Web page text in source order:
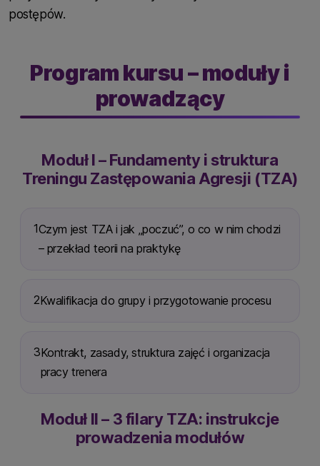
postępów.
Program kursu – moduły i
prowadzący
Moduł I – Fundamenty i struktura
Treningu Zastępowania Agresji (TZA)
1Czym jest TZA i jak „poczuć”, o co w nim chodzi
– przekład teorii na praktykę
2Kwalifikacja do grupy i przygotowanie procesu
3Kontrakt, zasady, struktura zajęć i organizacja
pracy trenera
Moduł II – 3 filary TZA: instrukcje
prowadzenia modułów